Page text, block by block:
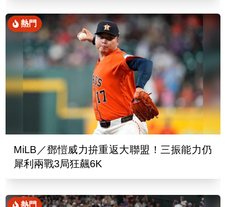
熱門
MiLB／鄧愷威力拚重返大聯盟！三振能力仍
犀利兩戰3局狂飆6K
熱門